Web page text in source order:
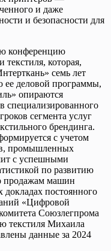
и даже
и безопасности для
конференцию
которая,
семь лет
ее деловой программы,
опираются
специализированного
сегмента услуг
брендинга.
с учетом
промышленных
с успешными
по развитию
продажам машин
постоянного
«Цифровой
Союзлегпрома
текстиля Михаила
данные за 2024